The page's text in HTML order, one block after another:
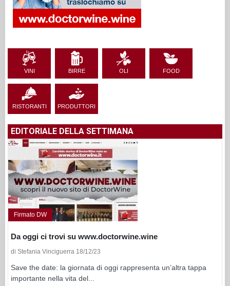
VINI BIRRE OLI FOOD
RISTORANTI PRODUTTORI
EDITORIALE DELLA SETTIMANA
Firmato DW
Da oggi ci trovi su www.doctorwine.wine
di Stefania Vinciguerra 18/12/23
Save the date: la giornata di oggi rappresenta un’altra tappa
importante nella vita del...